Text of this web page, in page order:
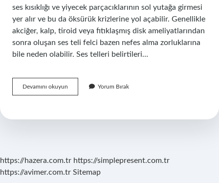
ses kısıklığı ve yiyecek parçacıklarının sol yutağa girmesi
yer alır ve bu da öksürük krizlerine yol açabilir. Genellikle
akciğer, kalp, tiroid veya fıtıklaşmış disk ameliyatlarından
sonra oluşan ses teli felci bazen nefes alma zorluklarına
bile neden olabilir. Ses telleri belirtileri…
Devamını okuyun
Telleri
Edilir
Yorum Bırak
https://hazera.com.tr https://simplepresent.com.tr
https://avimer.com.tr Sitemap